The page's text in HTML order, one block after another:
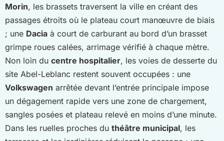
Morin, les brassets traversent la ville en créant des
passages étroits où le plateau court manœuvre de biais
; une Dacia à court de carburant au bord d’un brasset
grimpe roues calées, arrimage vérifié à chaque mètre.
Non loin du centre hospitalier, les voies de desserte du
site Abel-Leblanc restent souvent occupées : une
Volkswagen arrêtée devant l’entrée principale impose
un dégagement rapide vers une zone de chargement,
sangles posées et plateau relevé en moins d’une minute.
Dans les ruelles proches du théâtre municipal, les